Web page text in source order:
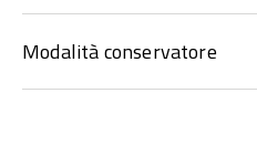
Modalità conservatore